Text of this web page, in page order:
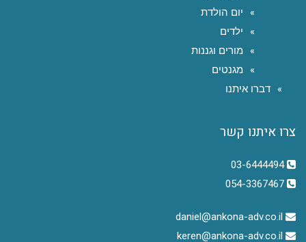
יום הולדת
ילדים
מורים וגננות
מגנטים
דברו איתנו
צרו איתנו קשר
03-6444494
daniel@ankona-adv.co.il
keren@ankona-adv.co.il